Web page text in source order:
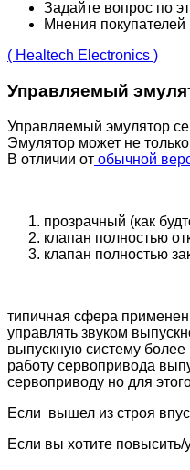
Задайте вопрос по
Мнения покупателей
( Healtech Electronics )
Управляемый
Управляемый эмулятор
Эмулятор может не
В отличии от обычной
прозрачный (как
клапан полностью
клапан полностью
типичная сфера
управлять звуком
выпускную систему
работу сервопривода
сервоприводу но для
Если вышел из строя
Если вы хотите